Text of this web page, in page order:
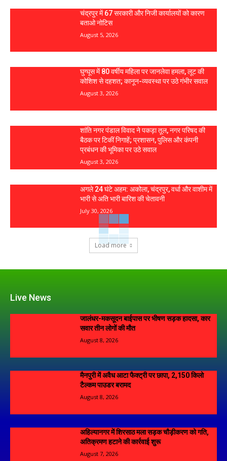
चंद्रपुर में 67 सरकारी और निजी कार्यालयों को कारण
बताओ नोटिस
August 5, 2026
घुग्घूस में 80 वर्षीय महिला पर जानलेवा हमला, लूट की
कोशिश से दहशत; कानून-व्यवस्था पर उठे गंभीर सवाल
August 3, 2026
शांति नगर पंडाल विवाद ने पकड़ा तूल, नगर परिषद की
बैठक पर टिकीं निगाहें; प्रशासन, पुलिस और कंपनी
प्रबंधन की भूमिका पर उठे सवाल
August 3, 2026
अगले 24 घंटे अहम: अकोला, चंद्रपुर, वर्धा और वाशीम में
भारी से अति भारी बारिश की चेतावनी
July 30, 2026
Load more
Live News
जालंधर-मकसूदन बाईपास पर भीषण सड़क हादसा, कार
सवार तीन लोगों की मौत
August 8, 2026
मैनपुरी में अवैध आटा फैक्ट्री पर छापा, 2,150 किलो
टैल्कम पाउडर बरामद
August 8, 2026
अहिल्यानगर में शिरसाठ मला सड़क चौड़ीकरण को गति,
अतिक्रमण हटाने की कार्रवाई शुरू
August 7, 2026